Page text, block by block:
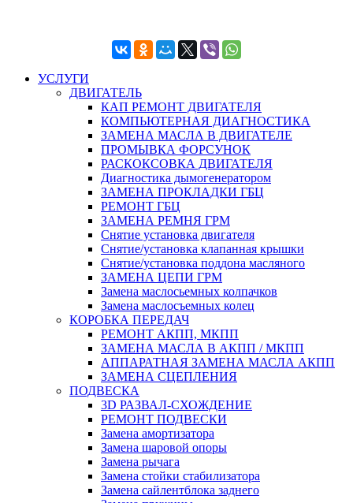
УСЛУГИ
ДВИГАТЕЛЬ
КАП РЕМОНТ ДВИГАТЕЛЯ
КОМПЬЮТЕРНАЯ ДИАГНОСТИКА
ЗАМЕНА МАСЛА В ДВИГАТЕЛЕ
ПРОМЫВКА ФОРСУНОК
РАСКОКСОВКА ДВИГАТЕЛЯ
Диагностика дымогенератором
ЗАМЕНА ПРОКЛАДКИ ГБЦ
РЕМОНТ ГБЦ
ЗАМЕНА РЕМНЯ ГРМ
Снятие установка двигателя
Cнятие/установка клапанная крышки
Cнятие/установка поддона масляного
ЗАМЕНА ЦЕПИ ГРМ
Замена маслосьемных колпачков
Замена маслосъемных колец
КОРОБКА ПЕРЕДАЧ
РЕМОНТ АКПП, МКПП
ЗАМЕНА МАСЛА В АКПП / МКПП
АППАРАТНАЯ ЗАМЕНА МАСЛА АКПП
ЗАМЕНА СЦЕПЛЕНИЯ
ПОДВЕСКА
3D РАЗВАЛ-СХОЖДЕНИЕ
РЕМОНТ ПОДВЕСКИ
Замена амортизатора
Замена шаровой опоры
Замена рычага
Замена стойки стабилизатора
Замена сайлентблока заднего